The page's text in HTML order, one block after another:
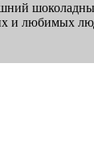
и любимых